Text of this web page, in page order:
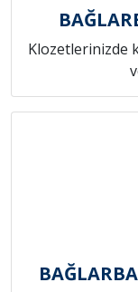
Klozetlerinizde